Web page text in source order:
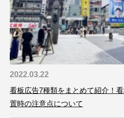
2022.03.22
看板広告7種類をまとめて紹介！
置時の注意点について